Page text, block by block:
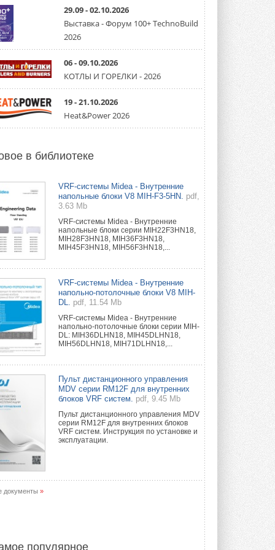
Президент Омского землячества в
Москве Михаил Тимошенко посетил
Омск с трёхдневным рабочим визитом ...
31 ИЮЛЯ 2026
Carrier модернизирует
флагманский чиллер AquaEdge
19XR
работающую на хладагенте R1234ze ...
31 ИЮЛЯ 2026
охлаждения для ЦОД
31 ИЮЛЯ 2026
США запретили использование
иностранных инверторов
28 июля 2026 года Федеральная
комиссия по связи США (FCC) обновила
свой специальный перечень Covered ...
Уже через месяц в России
можно будет устанавливать
солнечные панели в МКД
С 1 сентября снимается запрет на
микрогенерацию в многоквартирных ...
30 ИЮЛЯ 2026
двигателями Sysimple TRS EC
Новинка от Системэйр —
прямоугольный канальный ...
30 ИЮЛЯ 2026
Краска для окон: как выбрать
состав, который не
растрескается после первой
30 ИЮЛЯ 2026
29.09 - 02.10.2026
Выставка - Форум 100+ TechnoBuild
2026
06 - 09.10.2026
КОТЛЫ И ГОРЕЛКИ - 2026
19 - 21.10.2026
Heat&Power 2026
в библиотеке
VRF-системы Midea - Внутренние
напольные блоки V8 MIH-F3-5HN. pdf,
3.63 Mb
VRF-системы Midea - Внутренние
напольные блоки серии MIH22F3HN18,
MIH28F3HN18, MIH36F3HN18,
MIH45F3HN18, MIH56F3HN18,...
VRF-системы Midea - Внутренние
напольно-потолочные блоки V8 MIH-
DL.
pdf, 11.54 Mb
VRF-системы Midea - Внутренние
напольно-потолочные блоки серии MIH-
DL: MIH36DLHN18, MIH45DLHN18,
MIH56DLHN18, MIH71DLHN18,...
Пульт дистанционного управления
MDV серии RM12F для внутренних
блоков VRF систем.
pdf, 9.45 Mb
Пульт дистанционного управления MDV
серии RM12F для внутренних блоков
VRF систем. Инструкция по установке и
эксплуатации.
документы »
популярное